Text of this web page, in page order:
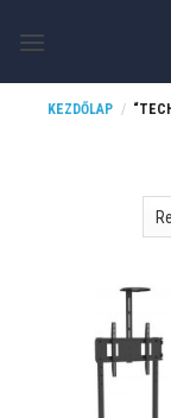
KEZDŐLAP /